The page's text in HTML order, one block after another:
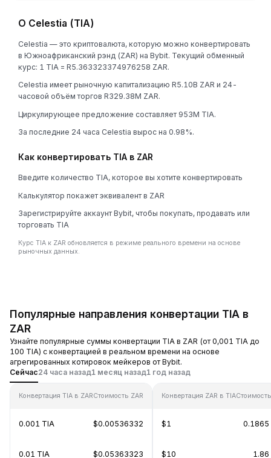
О Celestia (TIA)
Celestia — это криптовалюта, которую можно конвертировать
в Южноафриканский рэнд (ZAR) на Bybit. Текущий обменный
курс: 1 TIA = R5.363323374976258 ZAR.
Celestia имеет рыночную капитализацию R5.10B ZAR и 24-
часовой объём торгов R329.38M ZAR.
Циркулирующее предложение составляет 953M TIA.
За последние 24 часа Celestia вырос на 0.98%.
Как конвертировать TIA в ZAR
Введите количество TIA, которое вы хотите конвертировать
Калькулятор покажет эквивалент в ZAR
Зарегистрируйте аккаунт Bybit, чтобы покупать, продавать или
торговать TIA
Курс TIA к ZAR обновляется в режиме реального времени на основе
рыночных данных.
Популярные направления конвертации TIA в
ZAR
Узнайте популярные суммы конвертации TIA в ZAR (от 0,001 TIA до
100 TIA) с конвертацией в реальном времени на основе
агрегированных котировок мейкеров от Bybit.
Сейчас24 часа назад1 месяц назад1 год назад
Конвертация TIA в ZARСтоимость ZAR
0.001 TIA $0.00536332
0.01 TIA $0.05363323
Конвертация ZAR в TIA
$1 0.1865
$10 1.86